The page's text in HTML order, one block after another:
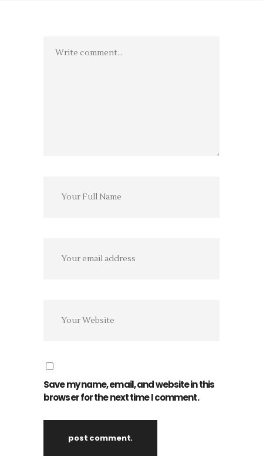
Save my name, email, and website in this
browser for the next time I comment.